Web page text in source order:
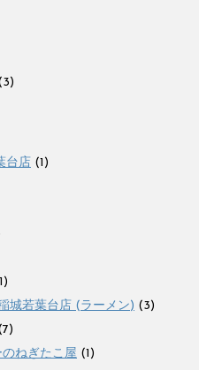
台店 (1)
城若葉台店 (ラーメン) (3)
ねぎたこ屋 (1)